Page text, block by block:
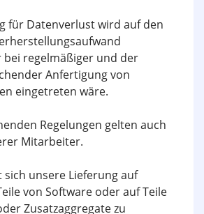
für Datenverlust wird auf den
bei regelmäßiger und der
Anfertigung von
eingetreten wäre.
Regelungen gelten auch
Mitarbeiter.
sich unsere Lieferung auf
von Software oder auf Teile
Zusatzaggregate zu